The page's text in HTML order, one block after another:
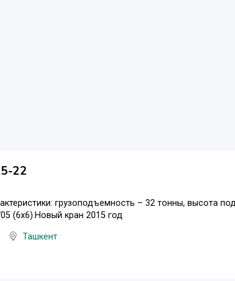
22
грузоподъемность – 32 тонны, высота
(6х6).Новый кран 2015 год
Ташкент